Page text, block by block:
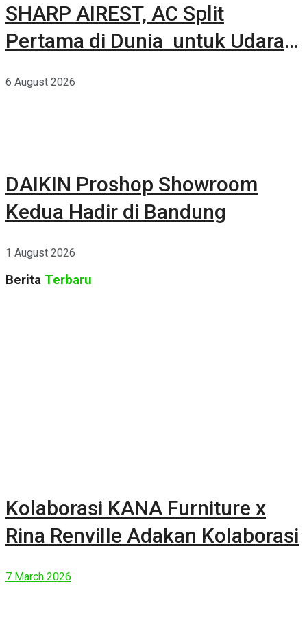
SHARP AIREST, AC Split
Pertama di Dunia untuk Udara
6 August 2026
DAIKIN Proshop Showroom
Kedua Hadir di Bandung
1 August 2026
Berita Terbaru
Kolaborasi KANA Furniture x
Rina Renville Adakan Kolaborasi
7 March 2026